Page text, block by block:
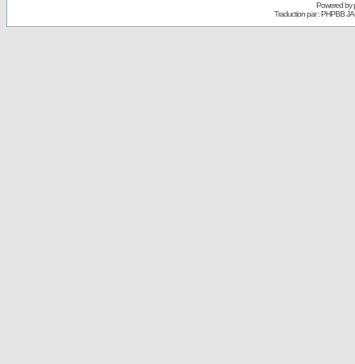
Powered by
Traduction par : PHPBB